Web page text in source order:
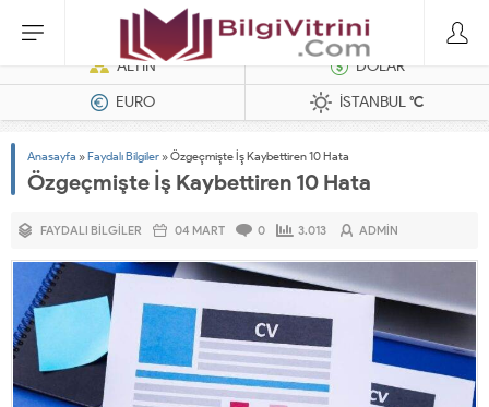
Dizel Jeneratörler
ALTIN
DOLAR
EURO
İSTANBUL°C
Anasayfa »Faydalı Bilgiler »Özgeçmişte İş Kaybettiren 10 Hata
Özgeçmişte İş Kaybettiren 10 Hata
FAYDALI BILGILER 04 MART 0 3.013 ADMIN